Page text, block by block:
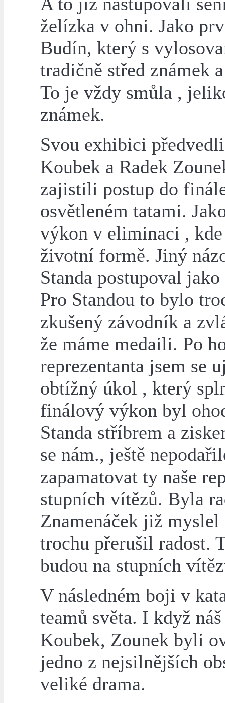
želízka v ohni. Jako
Budín, který s
tradičně střed známek
To je vždy smůla ,
známek.
Svou exhibici
Koubek a Radek
zajistili postup do
osvětleném tatami.
výkon v eliminaci ,
životní formě. Jiný
Standa postupoval
Pro Standou to bylo
zkušený závodník a
že máme medaili. Po
reprezentanta jsem se
obtížný úkol , který
finálový výkon byl
Standa stříbrem a
se nám., ještě
zapamatovat ty naše
stupních vítězů. Byla
Znamenáček již
trochu přerušil radost.
budou na stupních
V následném boji v
teamů světa. I když
Koubek, Zounek byli
jedno z nejsilnějších
veliké drama.